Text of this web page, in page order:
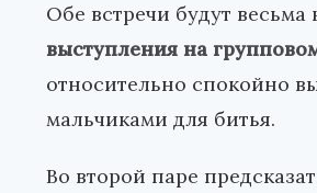
Обе встречи будут
выступления на
относительно спокойно
мальчиками для битья.
Во второй паре